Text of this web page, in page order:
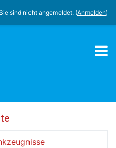
sind nicht angemeldet. (Anmelden)